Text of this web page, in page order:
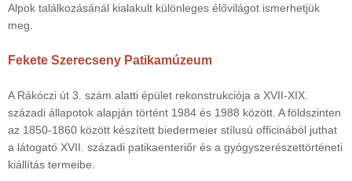
Alpok találkozásánál kialakult különleges élővilágot ismerhetjük
meg.
Fekete Szerecseny Patikamúzeum
A Rákóczi út 3. szám alatti épület rekonstrukciója a XVII-XIX.
századi állapotok alapján történt 1984 és 1988 között. A földszinten
az 1850-1860 között készített biedermeier stílusú officinából juthat
a látogató XVII. századi patikaenteriőr és a gyógyszerészettörténeti
kiállítás termeibe.